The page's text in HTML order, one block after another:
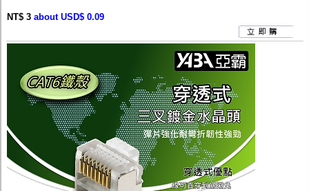
NT$ 3 about USD$ 0.09